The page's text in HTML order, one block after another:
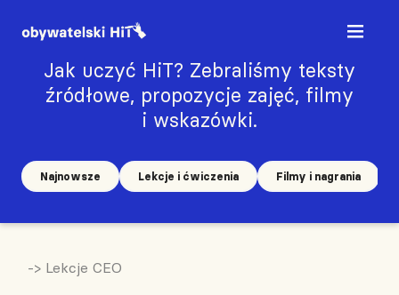
Jak uczyć HiT? Zebraliśmy teksty
źródłowe, propozycje zajęć, filmy
i wskazówki.
Najnowsze Lekcje i ćwiczenia Filmy i nagrania
-> Lekcje CEO